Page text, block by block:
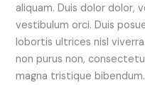
aliquam. Duis dolor dolor,
vestibulum orci. Duis
lobortis ultrices nisl
non purus non,
magna tristique bibendum.